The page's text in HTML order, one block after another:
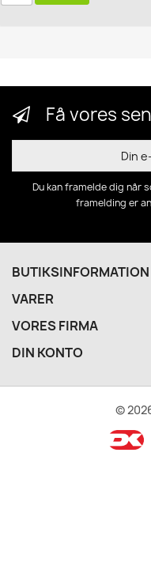
Få vores
Du kan framelde dig når
framelding er
BUTIKSINFORMATION
VARER
VORES FIRMA
DIN KONTO
©